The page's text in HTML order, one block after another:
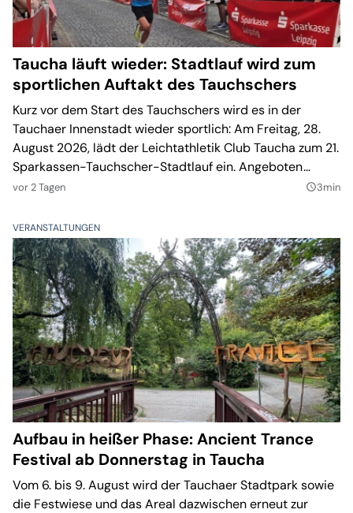
Taucha läuft wieder: Stadtlauf wird zum
sportlichen Auftakt des Tauchschers
Kurz vor dem Start des Tauchschers wird es in der
Tauchaer Innenstadt wieder sportlich: Am Freitag, 28.
August 2026, lädt der Leichtathletik Club Taucha zum 21.
Sparkassen-Tauchscher-Stadtlauf ein. Angeboten
werden Strecken für Kinder, Hobbyläufer, Walker und
sächsischen Landesmeister über zehn Kilometer
ermittelt.
vor 2 Tagen query_builder3min
VERANSTALTUNGEN
Aufbau in heißer Phase: Ancient Trance
Festival ab Donnerstag in Taucha
Vom 6. bis 9. August wird der Tauchaer Stadtpark sowie
die Festwiese und das Areal dazwischen erneut zur